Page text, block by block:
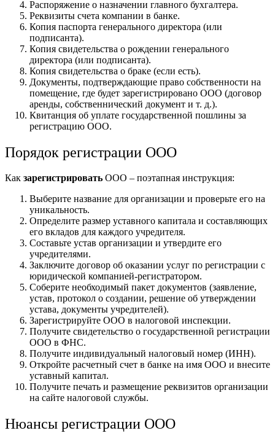
Распоряжение о назначении главного бухгалтера.
Реквизиты счета компании в банке.
Копия паспорта генерального директора (или
подписанта).
Копия свидетельства о рождении генерального
директора (или подписанта).
Копия свидетельства о браке (если есть).
Документы, подтверждающие право собственности на
помещение, где будет зарегистрировано ООО (договор
аренды, собственнический документ и т. д.).
Квитанция об уплате государственной пошлины за
регистрацию ООО.
Порядок регистрации ООО
Как зарегистрировать ООО – поэтапная инструкция:
Выберите название для организации и проверьте его на
уникальность.
Определите размер уставного капитала и составляющих
его вкладов для каждого учредителя.
Составьте устав организации и утвердите его
учредителями.
Заключите договор об оказании услуг по регистрации с
юридической компанией-регистратором.
Соберите необходимый пакет документов (заявление,
устав, протокол о создании, решение об утверждении
устава, документы учредителей).
Зарегистрируйте ООО в налоговой инспекции.
Получите свидетельство о государственной регистрации
ООО в ФНС.
Получите индивидуальный налоговый номер (ИНН).
Откройте расчетный счет в банке на имя ООО и внесите
уставный капитал.
Получите печать и размещение реквизитов организации
на сайте налоговой службы.
Нюансы регистрации ООО